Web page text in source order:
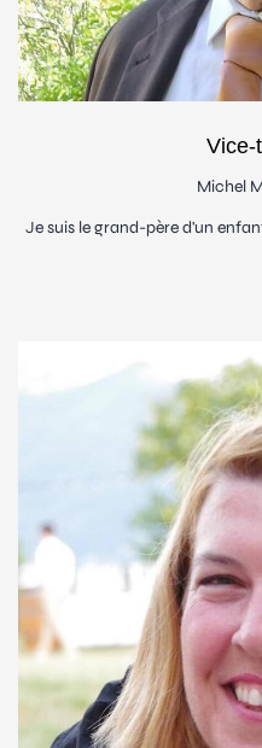
Vice-
Michel
Je suis le grand-père d'un